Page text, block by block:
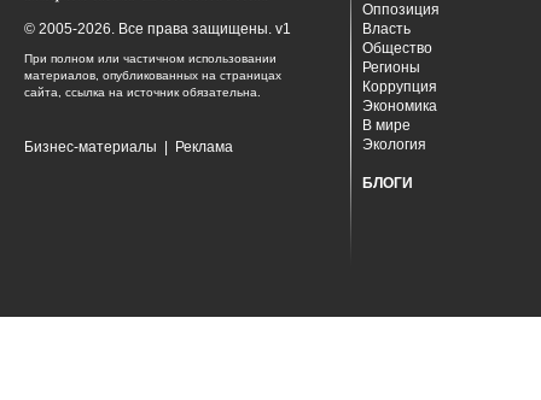
© 2005-2026. Все права защищены. v1
При полном или частичном использовании
материалов, опубликованных на страницах
сайта, ссылка на источник обязательна.
Бизнес-материалы Реклама
Оппозиция
Власть
Общество
Регионы
Коррупция
Экономика
В мире
Экология
БЛОГИ